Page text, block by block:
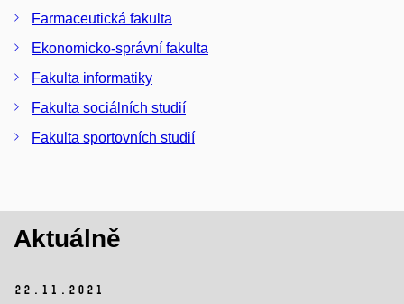
Farmaceutická fakulta
Ekonomicko-správní fakulta
Fakulta informatiky
Fakulta sociálních studií
Fakulta sportovních studií
Aktuálně
22. 11. 2021